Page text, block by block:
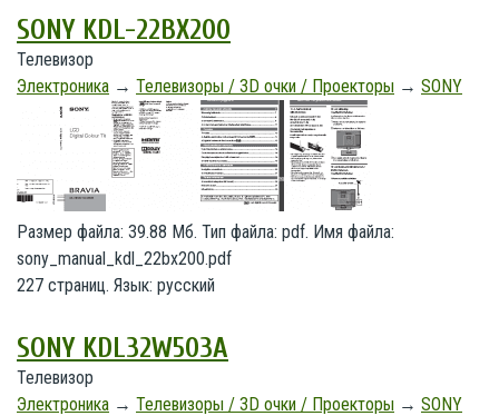
SONY KDL-22BX200
Телевизор
Электроника → Телевизоры / 3D очки / Проекторы → SONY
Размер файла: 39.88 Мб. Тип файла: pdf. Имя файла:
sony_manual_kdl_22bx200.pdf
227 страниц. Язык: русский
SONY KDL32W503A
Телевизор
Электроника → Телевизоры / 3D очки / Проекторы → SONY